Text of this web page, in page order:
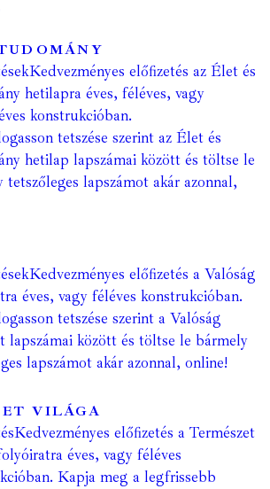
Kedvezményes előfizetés az Élet és
hetilapra éves, féléves, vagy
konstrukcióban.
tetszése szerint az Élet és
hetilap lapszámai között és töltse le
tetszőleges lapszámot akár azonnal,
Kedvezményes előfizetés a Valóság
éves, vagy féléves konstrukcióban.
tetszése szerint a Valóság
lapszámai között és töltse le bármely
lapszámot akár azonnal, online!
VILÁGA
Kedvezményes előfizetés a Természet
éves, vagy féléves
Kapja meg a legfrissebb